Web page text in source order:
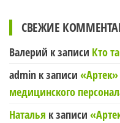
СВЕЖИЕ
Валерий к записи Кто
admin к записи
медицинского
Наталья к записи